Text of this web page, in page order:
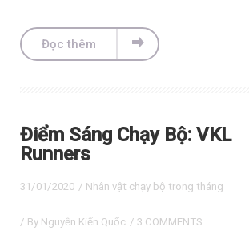
Đọc thêm
Điểm Sáng Chạy Bộ: VKL
Runners
31/01/2020 / Nhân vật chạy bộ trong tháng
/ By Nguyễn Kiến Quốc / 3 COMMENTS